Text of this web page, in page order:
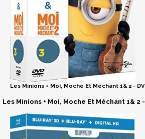
Les Minions + Moi, Moche Et Méchant 1& 2 -
Les Minions + Moi, Moche Et Méchant 1& 2 -